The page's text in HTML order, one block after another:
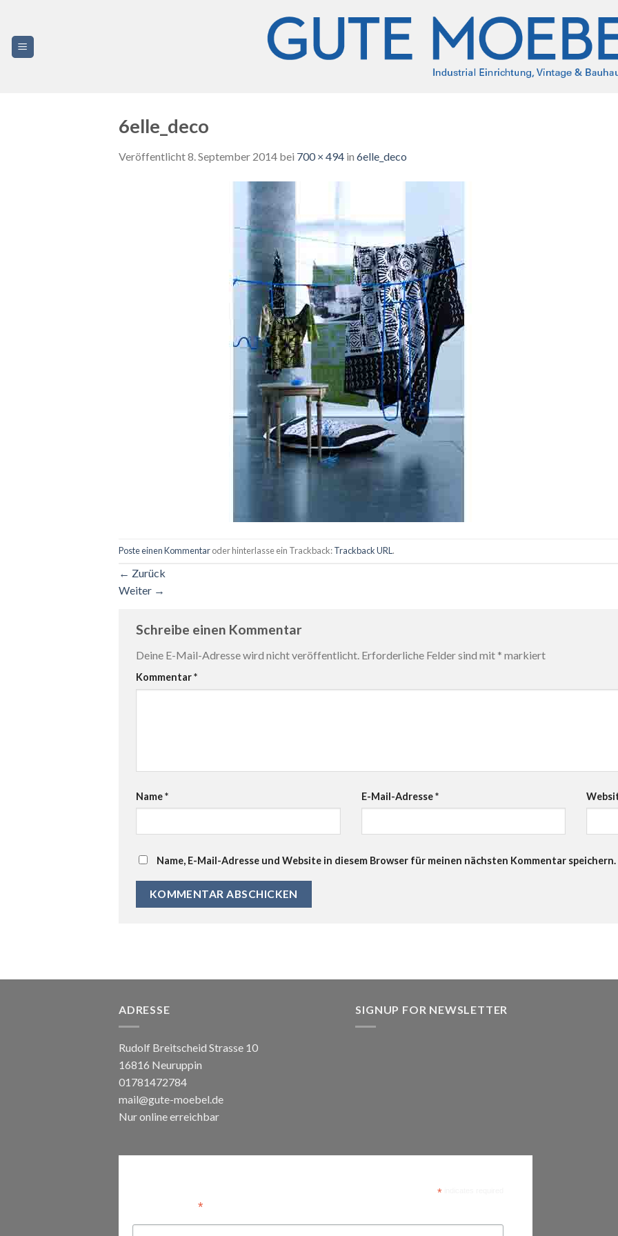
springen
6elle_deco
Veröffentlicht8. September 2014 bei 700 × 494 in 6elle_deco
Poste einen Kommentaroder hinterlasse ein Trackback:Trackback URL .
← Zurück
Weiter →
Schreibe einen Kommentar
Deine E-Mail-Adresse wird nicht veröffentlicht. Erforderliche Felder sind mit * markiert
Kommentar*
Name* E-Mail-Adresse*
Name, E-Mail-Adresse und Website in diesem Browser für meinen nächsten Kommentar speichern.
ADRESSE
Rudolf Breitscheid Strasse 10
16816 Neuruppin
01781472784
mail@gute-moebel.de
Nur online erreichbar
SIGNUP FOR NEWSLETTER
*indicates required
*